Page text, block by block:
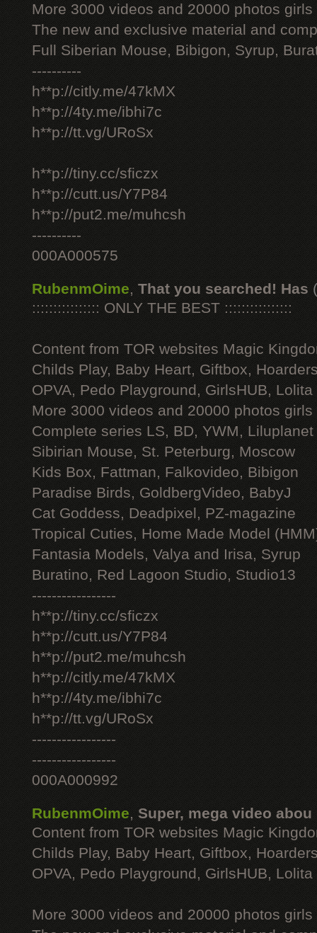
More 3000 videos and 20000 photos
The new and exclusive material and
Full Siberian Mouse, Bibigon, Syrup,
----------
h**p://citly.me/47kMX
h**p://4ty.me/ibhi7c
h**p://tt.vg/URoSx
h**p://tiny.cc/sficzx
h**p://cutt.us/Y7P84
h**p://put2.me/muhcsh
----------
000A000575
RubenmOime, That you searched! Has
:::::::::::::::: ONLY THE BEST ::::::::::::::::
Content from TOR websites Magic
Childs Play, Baby Heart, Giftbox,
OPVA, Pedo Playground, GirlsHUB, Lolita
More 3000 videos and 20000 photos
Complete series LS, BD, YWM, Liluplanet
Sibirian Mouse, St. Peterburg, Moscow
Kids Box, Fattman, Falkovideo, Bibigon
Paradise Birds, GoldbergVideo, BabyJ
Cat Goddess, Deadpixel, PZ-magazine
Tropical Cuties, Home Made Model
Fantasia Models, Valya and Irisa, Syrup
Buratino, Red Lagoon Studio, Studio13
-----------------
h**p://tiny.cc/sficzx
h**p://cutt.us/Y7P84
h**p://put2.me/muhcsh
h**p://citly.me/47kMX
h**p://4ty.me/ibhi7c
h**p://tt.vg/URoSx
-----------------
-----------------
000A000992
RubenmOime, Super, mega video abou
Content from TOR websites Magic
Childs Play, Baby Heart, Giftbox,
OPVA, Pedo Playground, GirlsHUB, Lolita
More 3000 videos and 20000 photos